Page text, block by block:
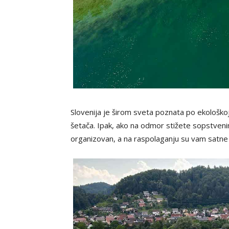
Slovenija je širom sveta poznata po
šetača. Ipak, ako na odmor stižete
organizovan, a na raspolaganju su vam